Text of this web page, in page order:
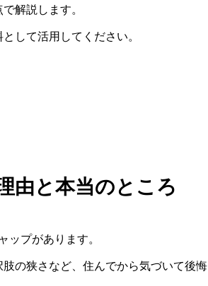
解説します。
して活用してください。
由と本当のところ
ップがあります。
の狭さなど、住んでから気づいて後悔